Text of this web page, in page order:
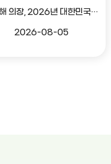
이영해 의장, 2026년 대한민국시도의회의장협의회 정기회 참석
2026-08-05